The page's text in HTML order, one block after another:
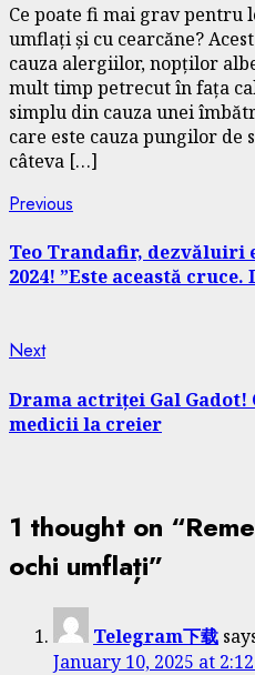
Ce poate fi mai grav pentru
umflați și cu cearcăne?
cauza alergiilor, nopților
mult timp petrecut în fața
simplu din cauza unei
care este cauza pungilor de
câteva […]
Continue
Reading
Previous
Teo Trandafir, dezvăluiri
2024! ”Este această
NextNext
Drama actriței Gal Gadot!
medicii la creier
1 thought on “
ochi umflați”
Telegram下载
January 10, 2025 at